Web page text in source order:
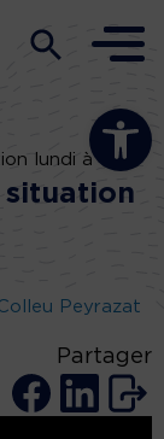
Ouvrir la
lundi à 19h
situation
Peyrazat
Partager